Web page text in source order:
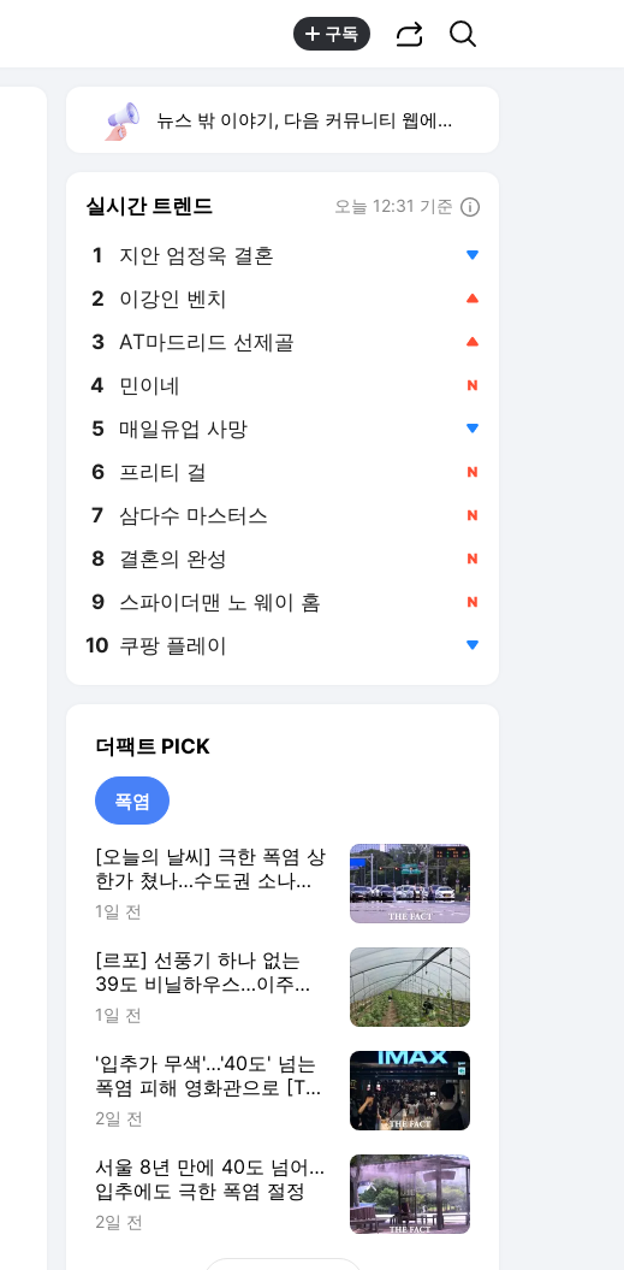
구독
뉴스 밖 이야기, 다음 커뮤니티 웹에서 보기
실시간 트렌드 오늘 12:31 기준
1 지안 엄정욱 결혼
2 이강인 벤치
3 AT마드리드 선제골
4 민이네
5 매일유업 사망
6 프리티 걸
7 삼다수 마스터스
8 결혼의 완성
9 스파이더맨 노 웨이 홈
10 쿠팡 플레이
더팩트 PICK
폭염
[오늘의 날씨] 극한 폭염 상
한가 쳤나…수도권 소나기,
동해안에 폭우
1일 전
[르포] 선풍기 하나 없는
39도 비닐하우스…이주노
동자의 '악몽같은 폭염'
1일 전
'입추가 무색'…'40도' 넘는
폭염 피해 영화관으로 [TF
사진관]
2일 전
서울 8년 만에 40도 넘어…
입추에도 극한 폭염 절정
2일 전